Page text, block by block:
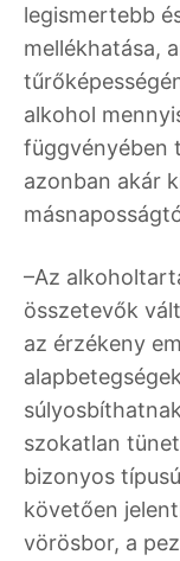
legismertebb
mellékhatása,
alkohol
függvényében
azonban akár
–Az
összetevők
az érzékeny
szokatlan
bizonyos
követően
vörösbor, a